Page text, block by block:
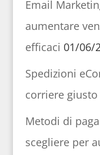
Email
aumentare
efficaci 01/06/
Spedizioni
corriere giusto
Metodi di
scegliere per